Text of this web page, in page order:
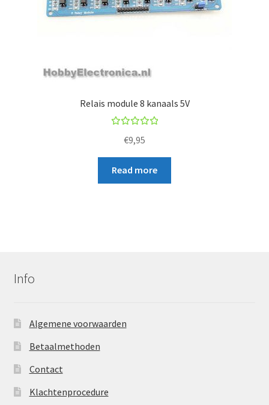
Relais module 8 kanaals 5V
out
of 5
€9,95
Read more
Info
Algemene voorwaarden
Betaalmethoden
Contact
Klachtenprocedure